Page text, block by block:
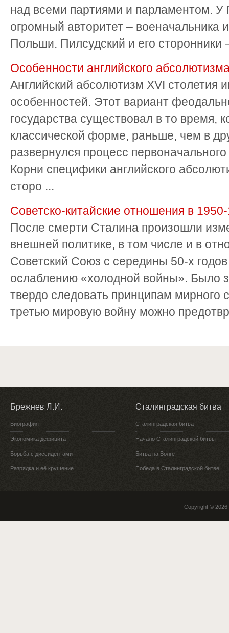
над всеми партиями и парламентом. У
огромный авторитет – военачальника
Польши. Пилсудский и его сторонники
Особенности английского
Английский абсолютизм XVI столетия
особенностей. Этот вариант
государства существовал в то время,
классической форме, раньше, чем в
развернулся процесс
Корни специфики английского
сторо ...
Советско-китайские отношения в 1950-
После смерти Сталина произошли
внешней политике, в том числе и в
Советский Союз с середины 50-х
ослаблению «холодной войны». Было
твердо следовать принципам мирного
третью мировую войну можно
Брежнев Л.И.
Биография
Экономика дефицита
Борьба с диссидентами
Разрядка и её крушение
Сталинградская битва
Сталинградская битва
Начало Сталинградской битвы
Битва на Волге
Победа в Сталинградской битве
Copyright © 2026